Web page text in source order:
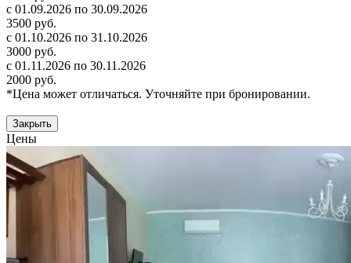
с 01.09.2026 по 30.09.2026
3500 руб.
с 01.10.2026 по 31.10.2026
3000 руб.
с 01.11.2026 по 30.11.2026
2000 руб.
*Цена может отличаться. Уточняйте при бронировании.
Закрыть
Цены